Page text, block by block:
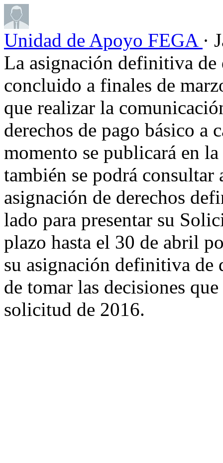
Unidad de Apoyo FEGA ·
La asignación definitiva de
concluido a finales de
que realizar la
derechos de pago básico a
momento se publicará en
también se podrá
asignación de derechos
lado para presentar su
plazo hasta el 30 de abril
su asignación definitiva de
de tomar las decisiones
solicitud de 2016.